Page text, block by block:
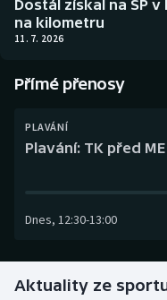
Boby a skeleton
Box
Curling
Golf
AZ kvíz
Dostál získal na SP
na kilometru
11. 7. 2026
Přímé přenosy
PLAVÁNÍ
Plavání: TK před
Dnes, 12:30-13:00
Aktuality ze